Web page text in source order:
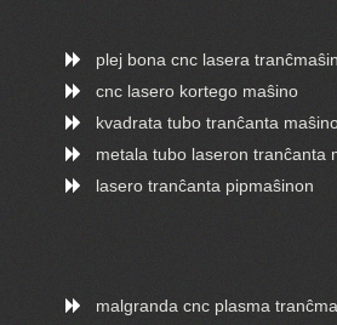
plej bona cnc lasera
cnc lasero kortego maŝino
kvadrata tubo tranĉanta
metala tubo laseron tranĉanta
lasero tranĉanta pipmaŝinon
malgranda cnc plasma